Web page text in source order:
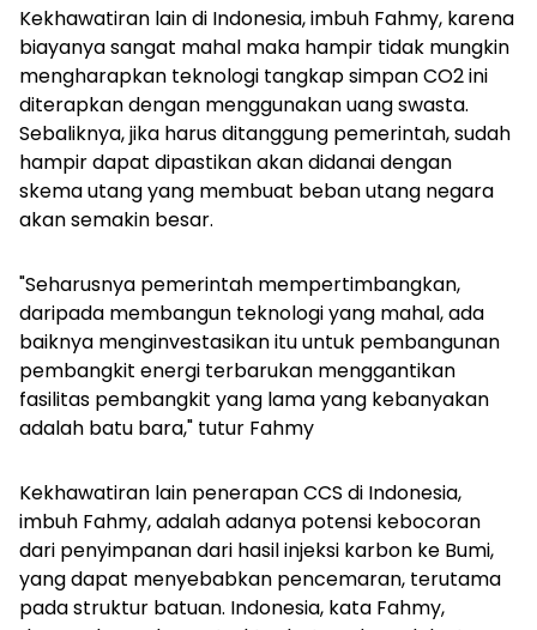
Kekhawatiran lain di Indonesia, imbuh Fahmy, karena
biayanya sangat mahal maka hampir tidak mungkin
mengharapkan teknologi tangkap simpan CO2 ini
diterapkan dengan menggunakan uang swasta.
Sebaliknya, jika harus ditanggung pemerintah, sudah
hampir dapat dipastikan akan didanai dengan
skema utang yang membuat beban utang negara
akan semakin besar.
"Seharusnya pemerintah mempertimbangkan,
daripada membangun teknologi yang mahal, ada
baiknya menginvestasikan itu untuk pembangunan
pembangkit energi terbarukan menggantikan
fasilitas pembangkit yang lama yang kebanyakan
adalah batu bara," tutur Fahmy
Kekhawatiran lain penerapan CCS di Indonesia,
imbuh Fahmy, adalah adanya potensi kebocoran
dari penyimpanan dari hasil injeksi karbon ke Bumi,
yang dapat menyebabkan pencemaran, terutama
pada struktur batuan. Indonesia, kata Fahmy,